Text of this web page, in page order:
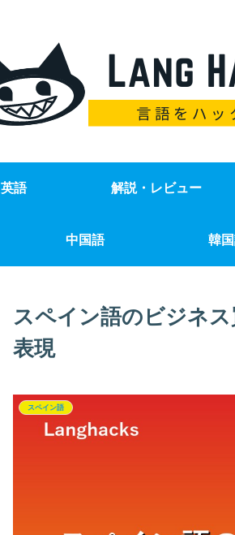
英語 解説・レビュー
中国語 韓
スペイン語のビジネ
表現
スペイン語